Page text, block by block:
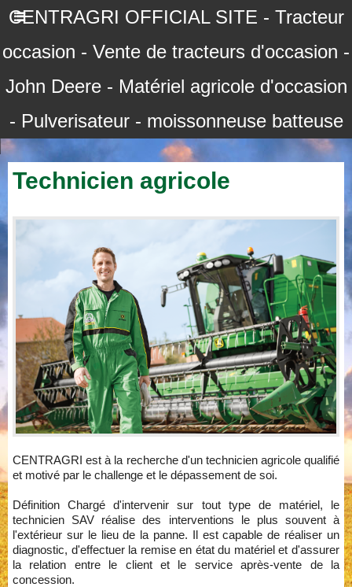
CENTRAGRI OFFICIAL SITE - Tracteur
occasion - Vente de tracteurs d'occasion -
John Deere - Matériel agricole d'occasion
- Pulverisateur - moissonneuse batteuse
Technicien agricole
CENTRAGRI est à la recherche d'un technicien agricole qualifié
et motivé par le challenge et le dépassement de soi.
Définition Chargé d'intervenir sur tout type de matériel, le
technicien SAV réalise des interventions le plus souvent à
l'extérieur sur le lieu de la panne. Il est capable de réaliser un
diagnostic, d'effectuer la remise en état du matériel et d'assurer
la relation entre le client et le service après-vente de la
concession.